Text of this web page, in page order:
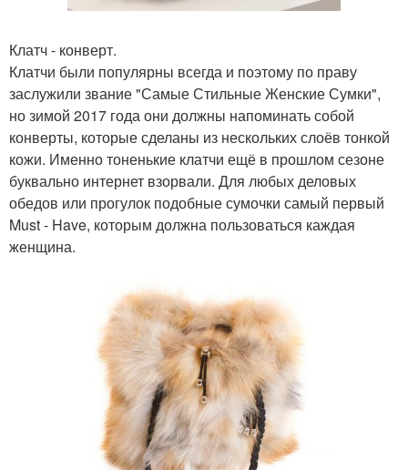
Клатч - конверт.
Клатчи были популярны всегда и поэтому по праву
заслужили звание "Самые Стильные Женские Сумки",
но зимой 2017 года они должны напоминать собой
конверты, которые сделаны из нескольких слоёв тонкой
кожи. Именно тоненькие клатчи ещё в прошлом сезоне
буквально интернет взорвали. Для любых деловых
обедов или прогулок подобные сумочки самый первый
Must - Have, которым должна пользоваться каждая
женщина.